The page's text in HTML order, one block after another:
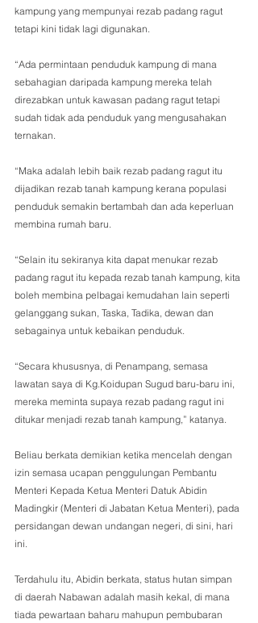
kampung yang mempunyai rezab padang ragut
tetapi kini tidak lagi digunakan.
“Ada permintaan penduduk kampung di mana
sebahagian daripada kampung mereka telah
direzabkan untuk kawasan padang ragut tetapi
sudah tidak ada penduduk yang mengusahakan
ternakan.
“Maka adalah lebih baik rezab padang ragut itu
dijadikan rezab tanah kampung kerana populasi
penduduk semakin bertambah dan ada keperluan
membina rumah baru.
“Selain itu sekiranya kita dapat menukar rezab
padang ragut itu kepada rezab tanah kampung, kita
boleh membina pelbagai kemudahan lain seperti
gelanggang sukan, Taska, Tadika, dewan dan
sebagainya untuk kebaikan penduduk.
“Secara khususnya, di Penampang, semasa
lawatan saya di Kg.Koidupan Sugud baru-baru ini,
mereka meminta supaya rezab padang ragut ini
ditukar menjadi rezab tanah kampung,” katanya.
Beliau berkata demikian ketika mencelah dengan
izin semasa ucapan penggulungan Pembantu
Menteri Kepada Ketua Menteri Datuk Abidin
Madingkir (Menteri di Jabatan Ketua Menteri), pada
persidangan dewan undangan negeri, di sini, hari
ini.
Terdahulu itu, Abidin berkata, status hutan simpan
di daerah Nabawan adalah masih kekal, di mana
tiada pewartaan baharu mahupun pembubaran